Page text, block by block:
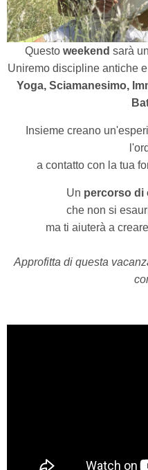
Questo weekend sarà
Uniremo discipline antiche
Yoga, Sciamanesimo,
Insieme creano
a contatto con la tua
Un percorso di
che non si
ma ti aiuterà a
Approfitta di questa